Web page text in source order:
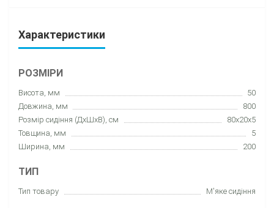
Характеристики
РОЗМІРИ
Висота, мм
50
Довжина, мм
800
Розмір сидіння (ДхШхВ), см
80х20х5
Товщина, мм
5
Ширина, мм
200
ТИП
Тип товару М'яке сидіння